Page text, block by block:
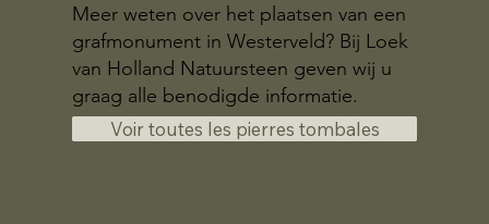
Meer weten over het plaatsen van een
grafmonument in Westerveld? Bij Loek
van Holland Natuursteen geven wij u
graag alle benodigde informatie.
Voir toutes les pierres tombales